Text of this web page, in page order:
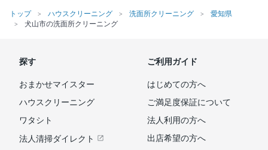
トップ ハウスクリーニング 洗面所クリーニング
愛知県
犬山市の洗面所クリーニング
探す
おまかせマイスター
ハウスクリーニング
ワタシト
法人清掃ダイレクト
ご利用ガイド
はじめての方へ
ご満足度保証について
法人利用の方へ
出店希望の方へ